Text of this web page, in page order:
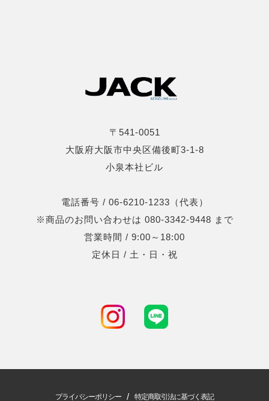
〒541-0051
大阪府大阪市中央区備後町3-1-8
小泉本社ビル
電話番号 / 06-6210-1233（代表）
※商品のお問い合わせは 080-3342-9448 まで
営業時間 / 9:00～18:00
定休日 / 土・日・祝
プライバシーポリシー / 特定商取引法に基づく表記